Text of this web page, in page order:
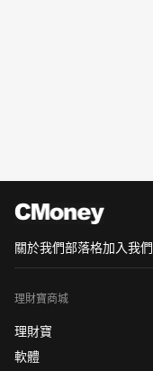
關於我們部落格加入我們
理財寶商城
理財寶
軟體